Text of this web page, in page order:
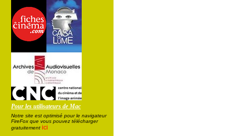
Pour les utilisateurs de Mac
Notre site est optimisé pour le navigateur
FireFox que vous pouvez télécharger
gratuitement ici